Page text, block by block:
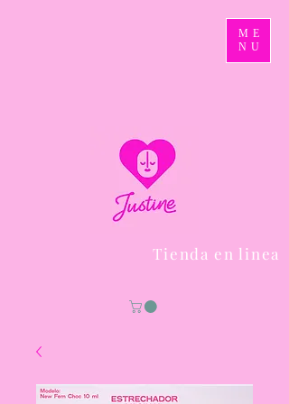
ME
NU
Tienda en linea